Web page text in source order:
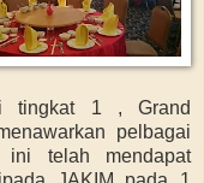
tingkat 1 , Grand
pelbagai
ini telah mendapat